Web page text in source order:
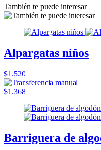
También te puede interesar
Alpargatas niños
$1.520
$1.368
Barriguera de